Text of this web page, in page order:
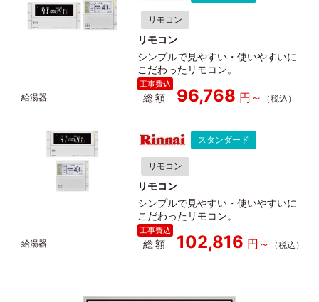
リモコン
リモコン
シンプルで見やすい・使いやすいに
こだわったリモコン。
総額 96,768
スタンダード
リモコン
リモコン
シンプルで見やすい・使いやすいに
こだわったリモコン。
総額 102,816